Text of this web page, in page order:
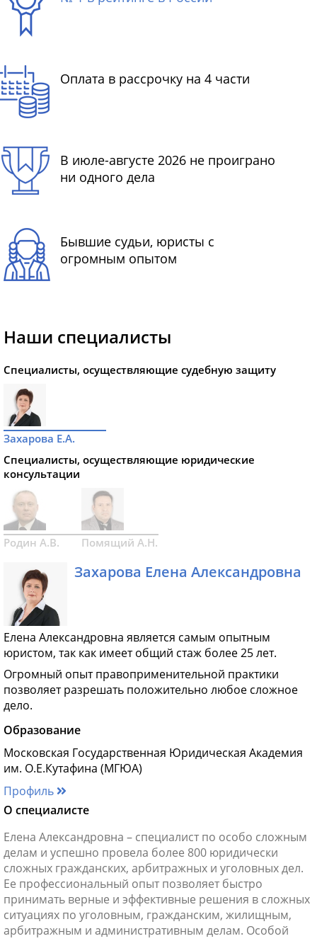
Оплата в рассрочку на 4 части
В июле-августе 2026 не проиграно
ни одного дела
Бывшие судьи, юристы с
огромным опытом
Наши специалисты
Специалисты, осуществляющие судебную защиту
Захарова Е.А.
Специалисты, осуществляющие юридические
консультации
Родин А.В. Помящий А.Н.
Захарова Елена Александровна
Елена Александровна является самым опытным
юристом, так как имеет общий стаж более 25 лет.
Огромный опыт правоприменительной практики
позволяет разрешать положительно любое сложное
дело.
Образование
Московская Государственная Юридическая Академия
им. О.Е.Кутафина (МГЮА)
Профиль
О специалисте
Елена Александровна – специалист по особо сложным
делам и успешно провела более 800 юридически
сложных гражданских, арбитражных и уголовных дел.
Ее профессиональный опыт позволяет быстро
принимать верные и эффективные решения в сложных
ситуациях по уголовным, гражданским, жилищным,
арбитражным и административным делам. Особой